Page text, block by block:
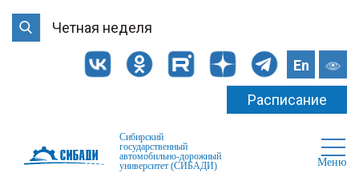
Четная неделя
En
Расписание
Сибирский
государственный
автомобильно-дорожный
университет (СИБАДИ)
Меню